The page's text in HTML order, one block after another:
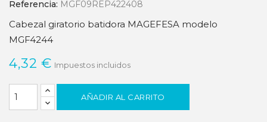
Referencia: MGF09REP422408
Cabezal giratorio batidora MAGEFESA modelo
MGF4244
4,32 € Impuestos incluidos
AÑADIR AL CARRITO